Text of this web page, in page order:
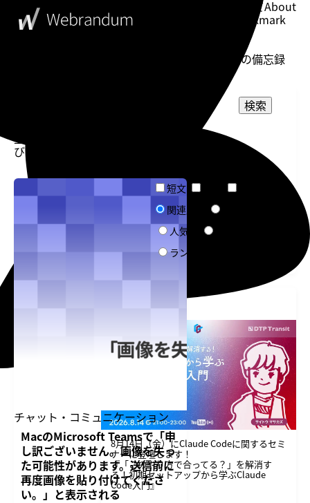
このブログについてAbout
Bookmark
ウェブデザイナーの備忘録
並
び：
チャット・コミュニケーション
MacのMicrosoft Teamsで「申
し訳ございません。画像を失っ
た可能性があります。送信前に
再度画像を貼り付けてくださ
い。」と表示される
エラー
検索
短文
関連度順
人気順
ランダム
8月14日（金）にClaude Codeに関するセミ
ナーに登壇します！
『「このやり方で合ってる？」を解消す
る！初期セットアップから学ぶClaude
Code入門』